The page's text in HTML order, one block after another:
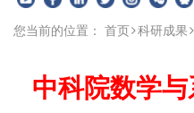
您当前的位置： 首页 科研成果
中科院数学